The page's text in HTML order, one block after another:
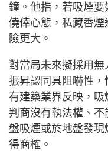
鐘。他指，若吸煙
僥倖心態，私藏香
險更大。
對當局未來擬採用
振昇認同具阻嚇性，
有建築業界反映，
判商沒有執法權、
盤吸煙或於地盤發
得商榷。